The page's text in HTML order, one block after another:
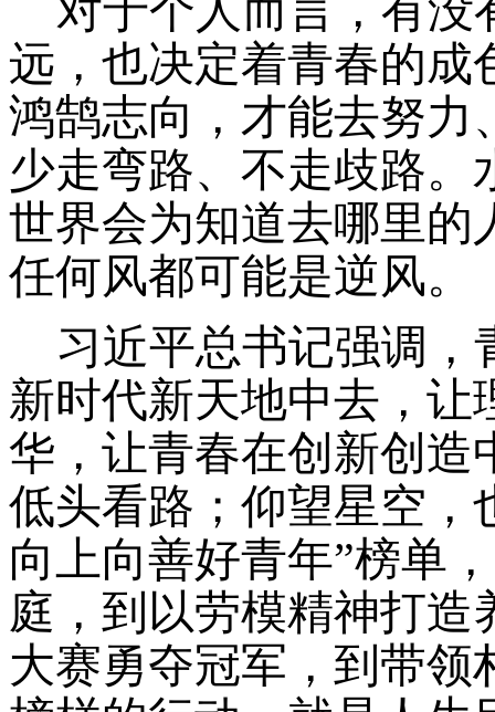
对于个人而言，有没
远，也决定着青春的成
鸿鹄志向，才能去努力
少走弯路、不走歧路。
世界会为知道去哪里的
任何风都可能是逆风。
习近平总书记强调，
新时代新天地中去，让
华，让青春在创新创造
低头看路；仰望星空，
向上向善好青年”榜单
庭，到以劳模精神打
大赛勇夺冠军，到带